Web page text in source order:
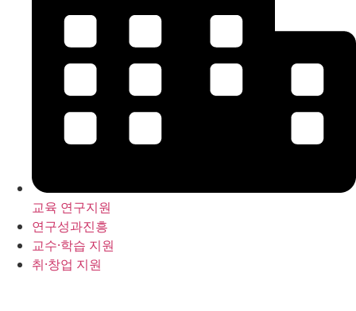
교육 연구지원
연구성과진흥
교수·학습 지원
취·창업 지원